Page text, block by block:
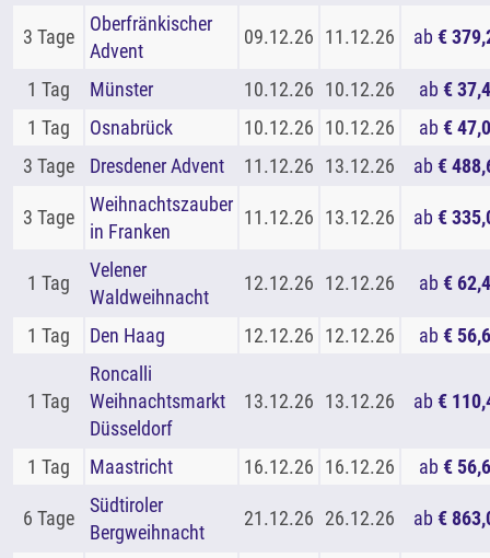
3 Tage
Oberfränkischer
Advent
09.12.26 11.12.26 ab €
1 Tag Münster 10.12.26 10.12.26 ab €
1 Tag
Osnabrück 10.12.26 10.12.26 ab €
3 Tage
Dresdener Advent 11.12.26 13.12.26 ab €
3 Tage
Weihnachtszauber
in Franken
11.12.26 13.12.26 ab €
1 Tag
Velener
Waldweihnacht
12.12.26 12.12.26 ab €
1 Tag Den Haag 12.12.26 12.12.26 ab €
1 Tag
Roncalli
Weihnachtsmarkt
Düsseldorf
13.12.26 13.12.26 ab €
1 Tag Maastricht 16.12.26 16.12.26 ab €
6 Tage
Südtiroler
Bergweihnacht
21.12.26 26.12.26 ab €